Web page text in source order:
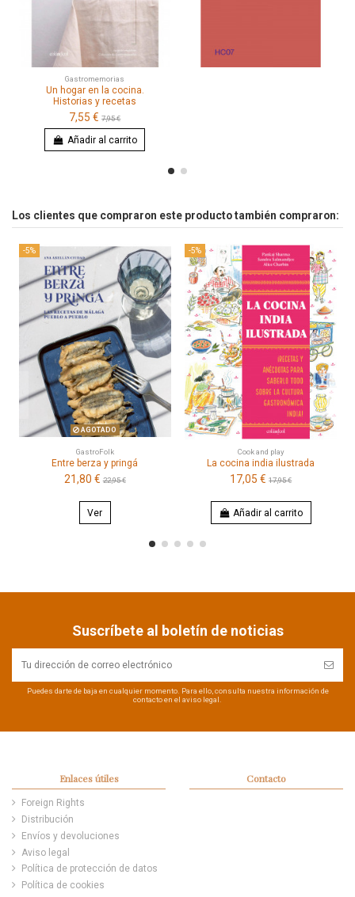
Gastromemorias
Un hogar en la cocina.
Historias y recetas
7,55 €7,95 €
Añadir al carrito
Los clientes que compraron este producto también compraron:
-5%
AGOTADO
GastroFolk
Entre berza y pringá
21,80 €22,95 €
Ver
-5%
Cook and play
La cocina india ilustrada
17,05 €17,95 €
Añadir al carrito
Suscríbete al boletín de noticias
Puedes darte de baja en cualquier momento. Para ello, consulta nuestra información de
contacto en el aviso legal.
Enlaces útiles
Foreign Rights
Distribución
Envíos y devoluciones
Aviso legal
Política de protección de datos
Política de cookies
Contacto